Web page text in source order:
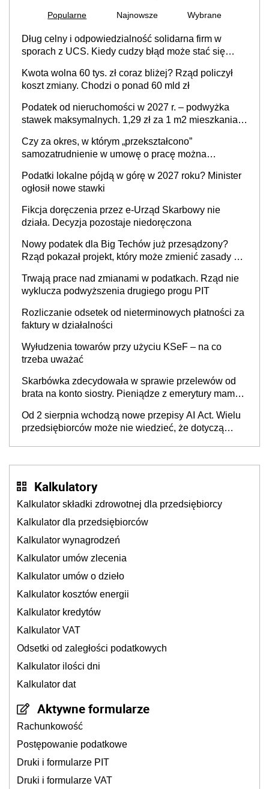
Popularne Najnowsze Wybrane
Dług celny i odpowiedzialność solidarna firm w
sporach z UCS. Kiedy cudzy błąd może stać się
Kwota wolna 60 tys. zł coraz bliżej? Rząd policzył
koszt zmiany. Chodzi o ponad 60 mld zł
Podatek od nieruchomości w 2027 r. – podwyżka
stawek maksymalnych. 1,29 zł za 1 m2 mieszkania,
prowadzeniem działalności gospodarczej
Czy za okres, w którym „przekształcono”
samozatrudnienie w umowę o pracę można
cywilnoprawnej jedynym racjonalnym wyjściem
Podatki lokalne pójdą w górę w 2027 roku? Minister
ogłosił nowe stawki
Fikcja doręczenia przez e-Urząd Skarbowy nie
działa. Decyzja pozostaje niedoręczona
Nowy podatek dla Big Techów już przesądzony?
Rząd pokazał projekt, który może zmienić zasady gry
Trwają prace nad zmianami w podatkach. Rząd nie
wyklucza podwyższenia drugiego progu PIT
Rozliczanie odsetek od nieterminowych płatności za
faktury w działalności
Wyłudzenia towarów przy użyciu KSeF – na co
trzeba uważać
Skarbówka zdecydowała w sprawie przelewów od
brata na konto siostry. Pieniądze z emerytury mamy
będzie
Od 2 sierpnia wchodzą nowe przepisy AI Act. Wielu
przedsiębiorców może nie wiedzieć, że dotyczą
Kalkulatory
Kalkulator składki zdrowotnej dla przedsiębiorcy
Kalkulator dla przedsiębiorców
Kalkulator wynagrodzeń
Kalkulator umów zlecenia
Kalkulator umów o dzieło
Kalkulator kosztów energii
Kalkulator kredytów
Kalkulator VAT
Odsetki od zaległości podatkowych
Kalkulator ilości dni
Kalkulator dat
Aktywne formularze
Rachunkowość
Postępowanie podatkowe
Druki i formularze PIT
Druki i formularze VAT